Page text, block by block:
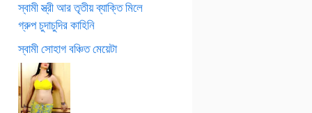
স্বামী স্ত্রী আর তৃতীয় ব্যাক্তি মিলে
গ্রুপ চুদাচুদির কাহিনি
স্বামী সোহাগ বঞ্চিত মেয়েটা